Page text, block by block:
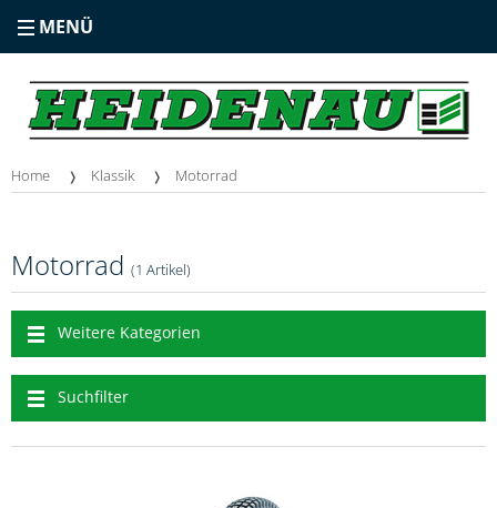
MENÜ
Home Klassik Motorrad
Motorrad (1 Artikel)
Weitere Kategorien
Suchfilter